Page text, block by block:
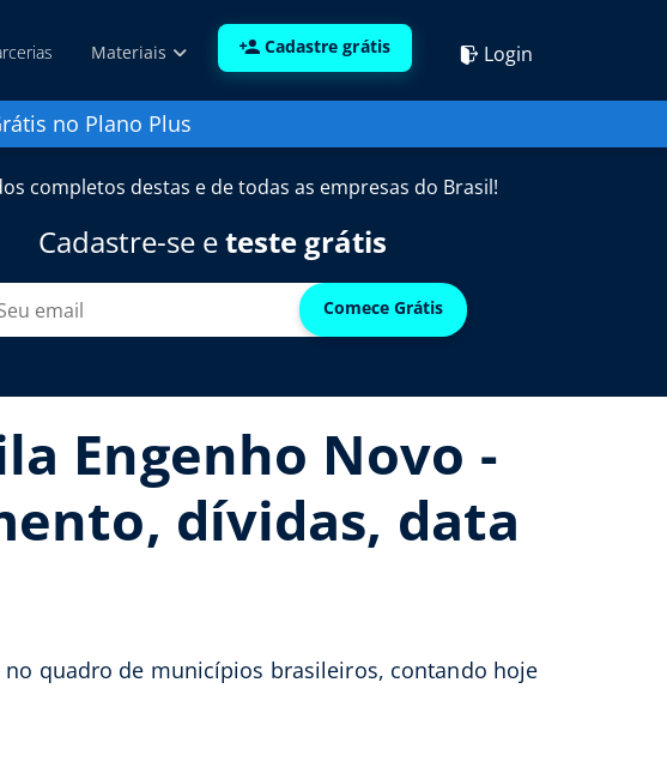
Materiais Cadastre grátis Login
no Plano Plus
completos destas e de todas as empresas do Brasil!
Cadastre-se eteste grátis
Comece Grátis
Engenho Novo -
dívidas, data
quadro de municípios brasileiros, contando hoje